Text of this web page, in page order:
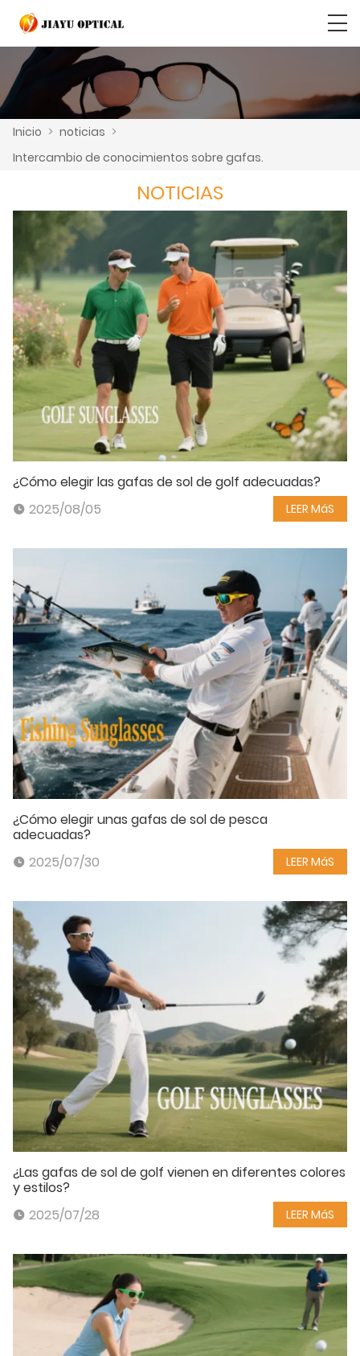
Inicio > noticias >
Intercambio de conocimientos sobre gafas.
NOTICIAS
¿Cómo elegir las gafas de sol de golf adecuadas?
2025/08/05
LEER MáS
¿Cómo elegir unas gafas de sol de pesca
adecuadas?
2025/07/30
LEER MáS
¿Las gafas de sol de golf vienen en diferentes colores
y estilos?
2025/07/28
LEER MáS